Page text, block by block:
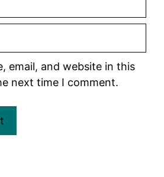
email, and website in this
next time I comment.